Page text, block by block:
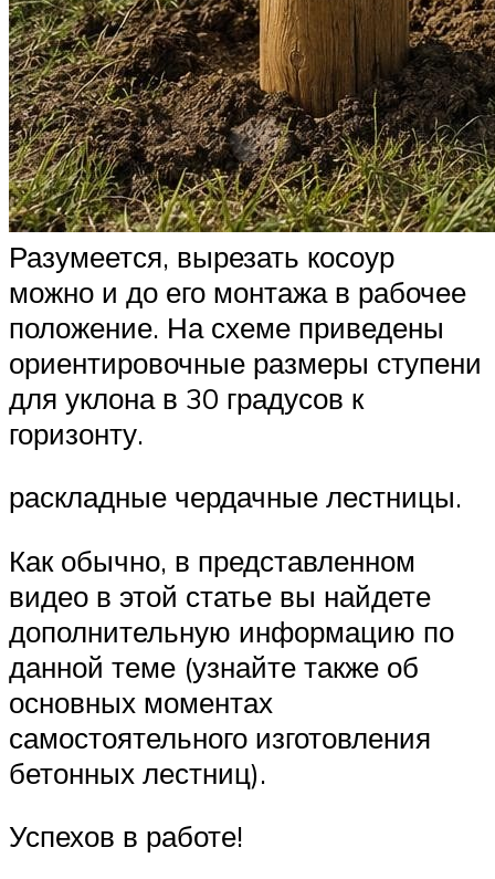
Разумеется, вырезать косоур
можно и до его монтажа в рабочее
положение. На схеме приведены
ориентировочные размеры ступени
для уклона в 30 градусов к
горизонту.
раскладные чердачные лестницы.
Как обычно, в представленном
видео в этой статье вы найдете
дополнительную информацию по
данной теме (узнайте также об
основных моментах
самостоятельного изготовления
бетонных лестниц).
Успехов в работе!